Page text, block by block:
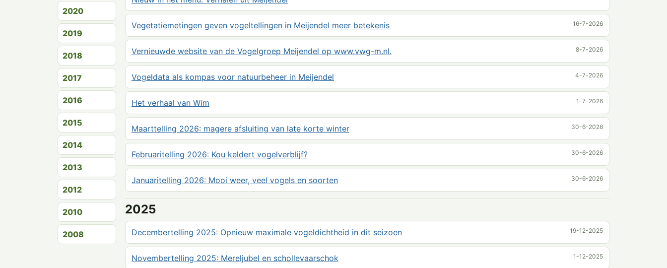
2020
2019
2018
2017
2016
2015
2014
2013
2012
2010
2008
Vegetatiemetingen geven vogeltellingen in Meijendel meer betekenis 16-7-2026
Vernieuwde website van de Vogelgroep Meijendel op www.vwg-m.nl. 8-7-2026
Vogeldata als kompas voor natuurbeheer in Meijendel 4-7-2026
Het verhaal van Wim 1-7-2026
Maarttelling 2026: magere afsluiting van late korte winter 30-6-2026
Februaritelling 2026: Kou keldert vogelverblijf? 30-6-2026
Januaritelling 2026: Mooi weer, veel vogels en soorten 30-6-2026
2025
Decembertelling 2025: Opnieuw maximale vogeldichtheid in dit seizoen 19-12-2025
Novembertelling 2025: Mereljubel en schollevaarschok 1-12-2025